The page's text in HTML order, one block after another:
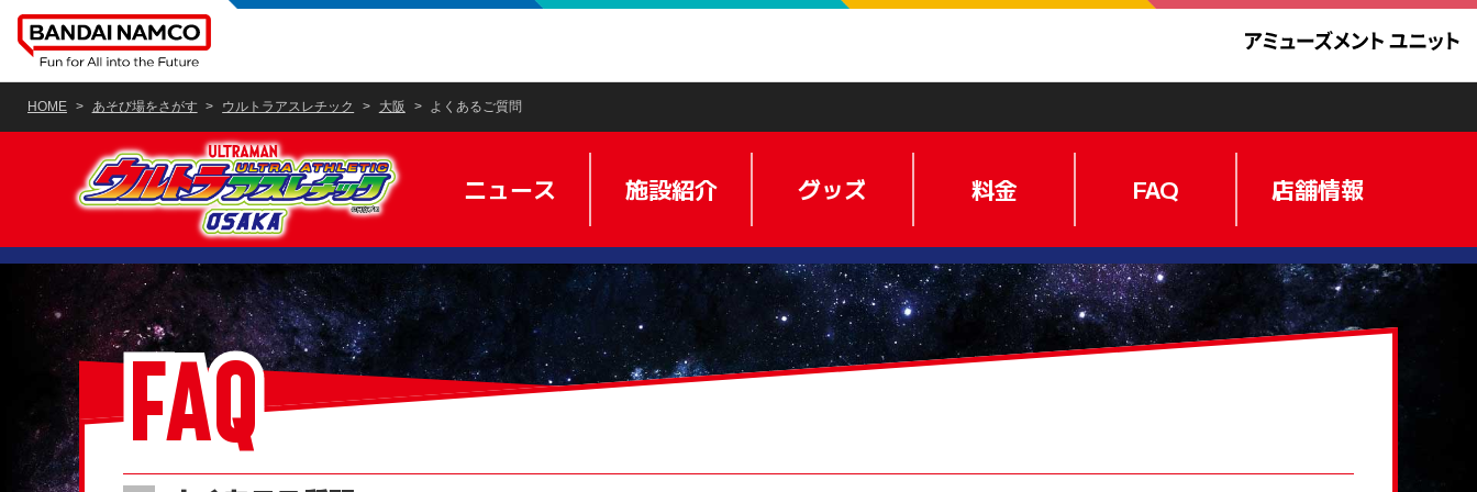
HOME あそび場をさがす ウルトラアスレチック 大阪 よくあるご質問
ニュース 施設紹介 グッズ 料金 FAQ 店舗情報
FAQ